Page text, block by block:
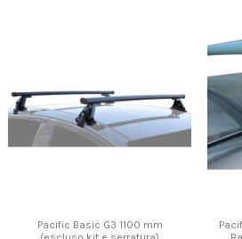
Pacific Basic G3 1100 mm